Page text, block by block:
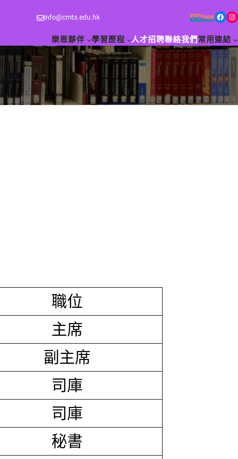
info@cmts.edu.hk Facebook Instagram
樂恩夥伴 學習歷程 人才招聘聯絡我們 常用連結
職位
主席
副主席
司庫
司庫
秘書